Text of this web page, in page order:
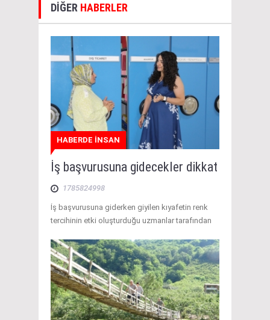
DİĞER HABERLER
HABERDE İNSAN
İş başvurusuna gidecekler dikkat
1785824998
İş başvurusuna giderken giyilen kıyafetin renk
tercihinin etki oluşturduğu uzmanlar tarafından